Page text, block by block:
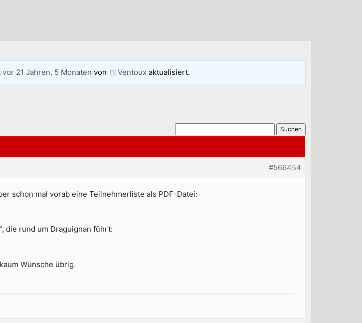
vor 21 Jahren, 5 Monaten von Ventoux aktualisiert.
#566454
schon mal vorab eine Teilnehmerliste als PDF-Datei:
die rund um Draguignan führt:
Wünsche übrig.